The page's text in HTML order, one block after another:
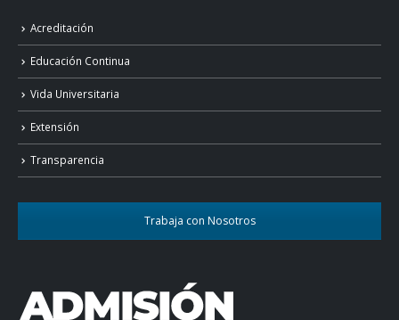
Acreditación
Educación Continua
Vida Universitaria
Extensión
Transparencia
Trabaja con Nosotros